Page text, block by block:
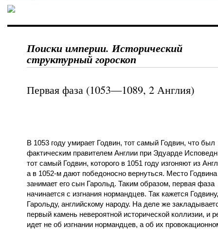
Поиски империи. Исторический
структурный гороскоп
Первая фаза (1053—1089, 2 Англия)
В 1053 году умирает Годвин, тот самый Годвин, что был
фактическим правителем Англии при Эдуарде
тот самый Годвин, которого в 1051 году изгоняют из
а в 1052-м дают победоносно вернуться. Место Годвина
занимает его сын Гарольд. Таким образом, первая фаза
начинается с изгнания нормандцев. Так кажется Годвину,
Гарольду, английскому народу. На деле же
первый камень невероятной исторической коллизии, и
идет не об изгнании нормандцев, а об их